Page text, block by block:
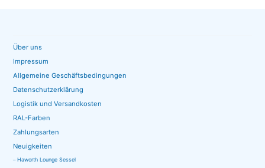
Optionen
können
Produktseite
gewählt
werden
Über uns
Impressum
Allgemeine Geschäftsbedingungen
Datenschutzerklärung
Logistik und Versandkosten
RAL-Farben
Zahlungsarten
Neuigkeiten
Haworth Lounge Sessel